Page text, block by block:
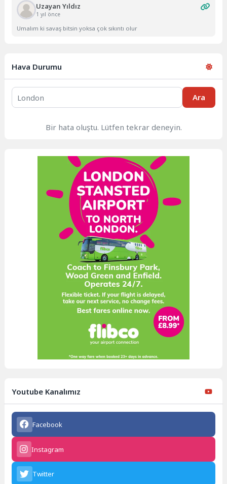
Uzayan Yıldız
1 yıl önce
Umalım ki savaş bitsin yoksa çok sıkıntı olur
Hava Durumu
Ara
Bir hata oluştu. Lütfen tekrar deneyin.
Youtube Kanalımız
Facebook
Instagram
Twitter